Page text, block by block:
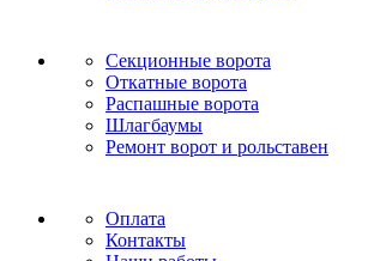
Секционные ворота
Откатные ворота
Распашные ворота
Шлагбаумы
Ремонт ворот и рольставен
Оплата
Контакты